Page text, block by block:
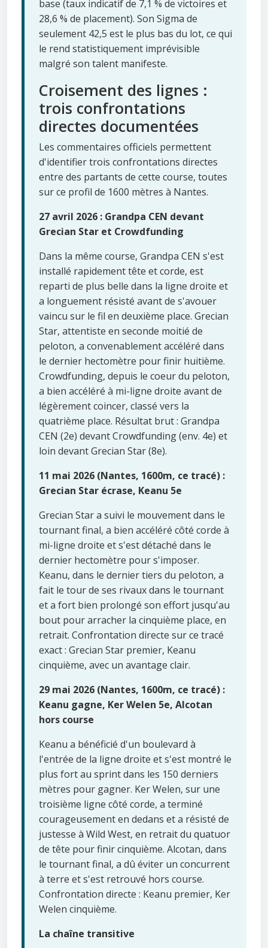
base (taux indicatif de 7,1 % de victoires et
28,6 % de placement). Son Sigma de
seulement 42,5 est le plus bas du lot, ce qui
le rend statistiquement imprévisible
malgré son talent manifeste.
Croisement des lignes :
trois confrontations
directes documentées
Les commentaires officiels permettent
d'identifier trois confrontations directes
entre des partants de cette course, toutes
sur ce profil de 1600 mètres à Nantes.
27 avril 2026 : Grandpa CEN devant
Grecian Star et Crowdfunding
Dans la même course, Grandpa CEN s'est
installé rapidement tête et corde, est
reparti de plus belle dans la ligne droite et
a longuement résisté avant de s'avouer
vaincu sur le fil en deuxième place. Grecian
Star, attentiste en seconde moitié de
peloton, a convenablement accéléré dans
le dernier hectomètre pour finir huitième.
Crowdfunding, depuis le coeur du peloton,
a bien accéléré à mi-ligne droite avant de
légèrement coincer, classé vers la
quatrième place. Résultat brut : Grandpa
CEN (2e) devant Crowdfunding (env. 4e) et
loin devant Grecian Star (8e).
11 mai 2026 (Nantes, 1600m, ce tracé) :
Grecian Star écrase, Keanu 5e
Grecian Star a suivi le mouvement dans le
tournant final, a bien accéléré côté corde à
mi-ligne droite et s'est détaché dans le
dernier hectomètre pour s'imposer.
Keanu, dans le dernier tiers du peloton, a
fait le tour de ses rivaux dans le tournant
et a fort bien prolongé son effort jusqu'au
bout pour arracher la cinquième place, en
retrait. Confrontation directe sur ce tracé
exact : Grecian Star premier, Keanu
cinquième, avec un avantage clair.
29 mai 2026 (Nantes, 1600m, ce tracé) :
Keanu gagne, Ker Welen 5e, Alcotan
hors course
Keanu a bénéficié d'un boulevard à
l'entrée de la ligne droite et s'est montré le
plus fort au sprint dans les 150 derniers
mètres pour gagner. Ker Welen, sur une
troisième ligne côté corde, a terminé
courageusement en dedans et a résisté de
justesse à Wild West, en retrait du quatuor
de tête pour finir cinquième. Alcotan, dans
le tournant final, a dû éviter un concurrent
à terre et s'est retrouvé hors course.
Confrontation directe : Keanu premier, Ker
Welen cinquième.
La chaîne transitive